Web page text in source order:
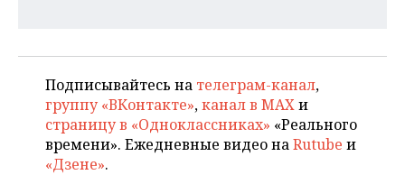
ФИГУРНОЕ КАТАНИЕ
ВОДНЫЕ ВИДЫ СПОРТА
ХОККЕЙ С МЯЧОМ
МЕДИЦИНА
ОБРАЗОВАНИЕ
ПРОИСШЕСТВИЯ
Подписывайтесь на телеграм-канал,
группу «ВКонтакте»,канал в MAXи
страницу в «Одноклассниках» «Реального
времени». Ежедневные видео наRutube и
«Дзене».